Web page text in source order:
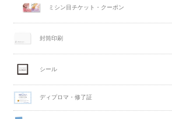
ミシン目チケット・クーポン
封筒印刷
シール
ディプロマ・修了証